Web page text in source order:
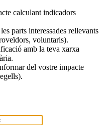
calculant indicadors
parts interessades rellevants
voluntaris).
amb la teva xarxa
del vostre impacte